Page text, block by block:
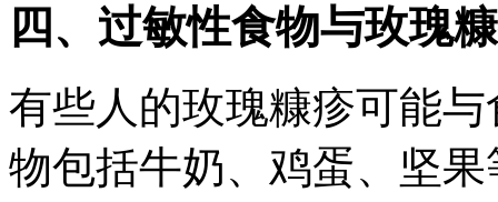
四、过敏性食物与玫瑰
有些人的玫瑰糠疹可能
物包括牛奶、鸡蛋、坚